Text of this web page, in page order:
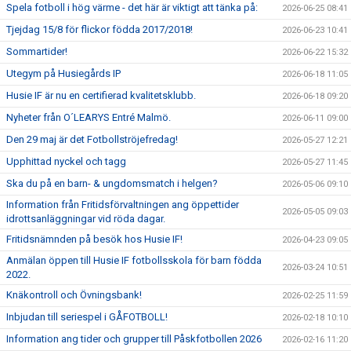
Spela fotboll i hög värme - det här är viktigt att tänka på: 2026-06-25 08:41
Tjejdag 15/8 för flickor födda 2017/2018! 2026-06-23 10:41
Sommartider! 2026-06-22 15:32
Utegym på Husiegårds IP 2026-06-18 11:05
Husie IF är nu en certifierad kvalitetsklubb. 2026-06-18 09:20
Nyheter från O´LEARYS Entré Malmö. 2026-06-11 09:00
Den 29 maj är det Fotbollströjefredag! 2026-05-27 12:21
Upphittad nyckel och tagg 2026-05-27 11:45
Ska du på en barn- & ungdomsmatch i helgen? 2026-05-06 09:10
Information från Fritidsförvaltningen ang öppettider
idrottsanläggningar vid röda dagar.
2026-05-05 09:03
Fritidsnämnden på besök hos Husie IF! 2026-04-23 09:05
Anmälan öppen till Husie IF fotbollsskola för barn födda
2022.
2026-03-24 10:51
Knäkontroll och Övningsbank! 2026-02-25 11:59
Inbjudan till seriespel i GÅFOTBOLL! 2026-02-18 10:10
Information ang tider och grupper till Påskfotbollen 2026 2026-02-16 11:20